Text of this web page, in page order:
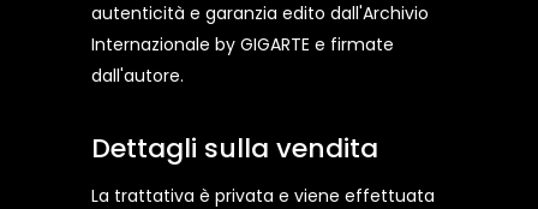
autenticità e garanzia edito dall'Archivio
Internazionale by GIGARTE e firmate
dall'autore.
Dettagli sulla vendita
La trattativa è privata e viene effettuata